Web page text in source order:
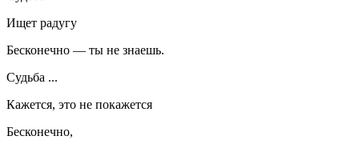
Ищет радугу
Бесконечно — ты не знаешь.
Судьба ...
Кажется, это не покажется
Бесконечно,